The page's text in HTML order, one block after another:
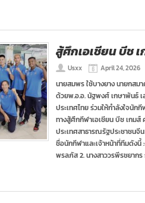
สู้ศึกเอเชียน บีช
Usxx April 24, 2026
นายสมพร ใช้บางยาง นายกส
ด้วยพ.อ.อ. นัฐพงศ์ เกษาพันธ์
ประเทศไทย ร่วมให้กำลังใจนั
ทางสู้ศึกกีฬาเอเชียน บีช เกม
ประเทศสาธารณรัฐประชาชนจี
ชื่อนักกีฬาและเจ้าหน้าที่ทีมดังนี้
พรลภัส 2. นางสาววรพีรชยาก